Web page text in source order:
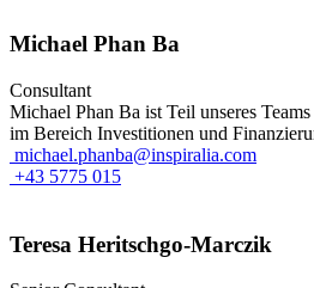
Michael Phan Ba
Consultant
Michael Phan Ba ist Teil unseres
im Bereich Investitionen und
michael.phanba@inspiralia.com
+43 5775 015
Teresa Heritschgo-Marczik